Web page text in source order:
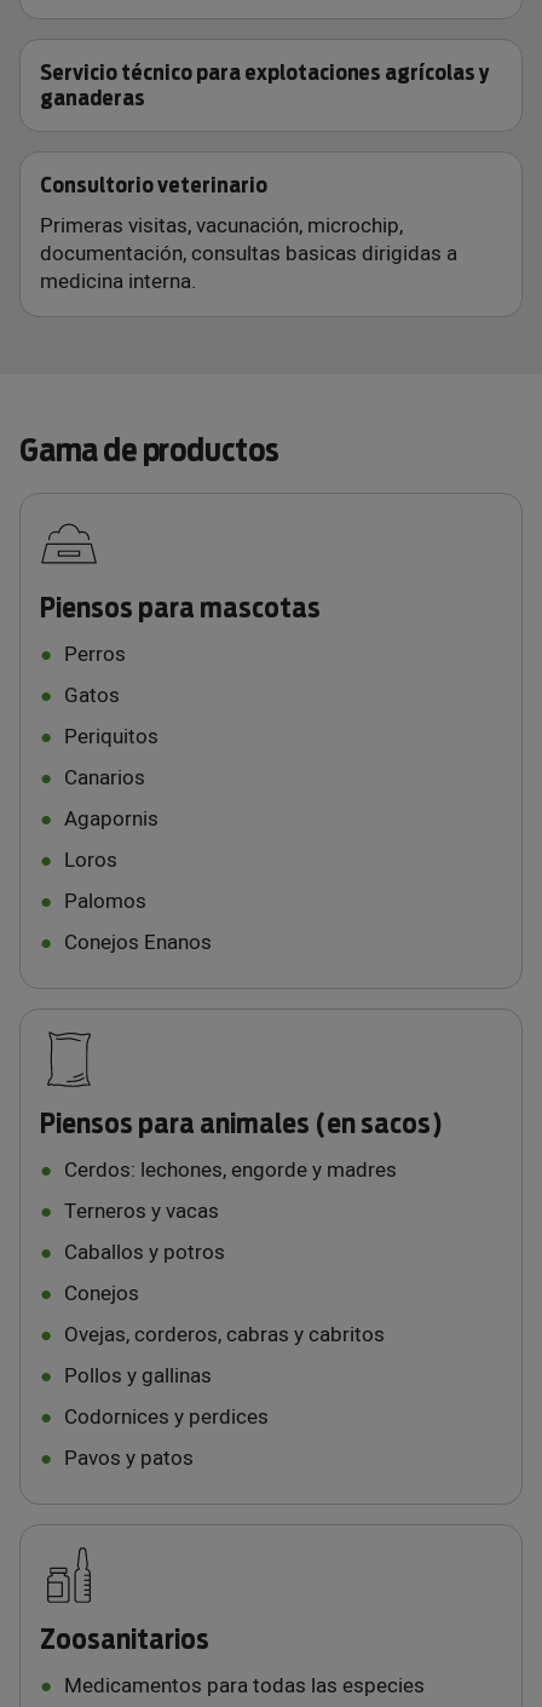
Servicio técnico para explotaciones agrícolas y
ganaderas
Consultorio veterinario
Primeras visitas, vacunación, microchip,
documentación, consultas basicas dirigidas a
medicina interna.
Gama de productos
Piensos para mascotas
Perros
Gatos
Periquitos
Canarios
Agapornis
Loros
Palomos
Conejos Enanos
Piensos para animales (en sacos)
Cerdos: lechones, engorde y madres
Terneros y vacas
Caballos y potros
Conejos
Ovejas, corderos, cabras y cabritos
Pollos y gallinas
Codornices y perdices
Pavos y patos
Zoosanitarios
Medicamentos para todas las especies